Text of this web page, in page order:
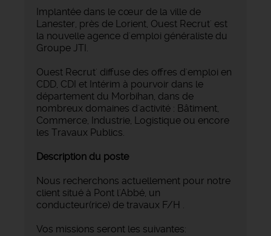
Implantée dans le cœur de la ville de
Lanester, près de Lorient, Ouest Recrut' est
la nouvelle agence d'emploi généraliste du
Groupe JTI.
Ouest Recrut' diffuse des offres d'emploi en
CDD, CDI et Intérim à pourvoir dans le
département du Morbihan, dans de
nombreux domaines d'activité : Bâtiment,
Commerce, Industrie, Logistique ou encore
les Travaux Publics.
Description du poste
Nous recherchons actuellement pour notre
client situé à Pont l'Abbé, un
conducteur(rice) de travaux F/H .
Vos missions seront les suivantes: